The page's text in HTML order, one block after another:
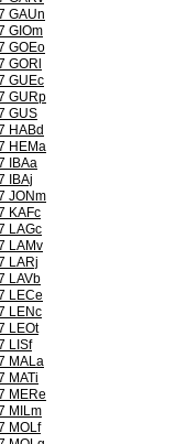
GAUn
GIOm
GOEo
GORl
GUEc
GURp
GUS
HABd
HEMa
IBAa
IBAj
JONm
KAFc
LAGc
LAMv
LARj
LAVb
LECe
LENc
LEOt
LISf
MALa
MATi
MERe
MILm
MOLf